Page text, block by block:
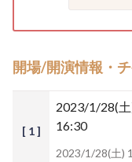
開場/開演情報・
[ 1 ]
2023/1/28(
16:30
2023/1/28(土)